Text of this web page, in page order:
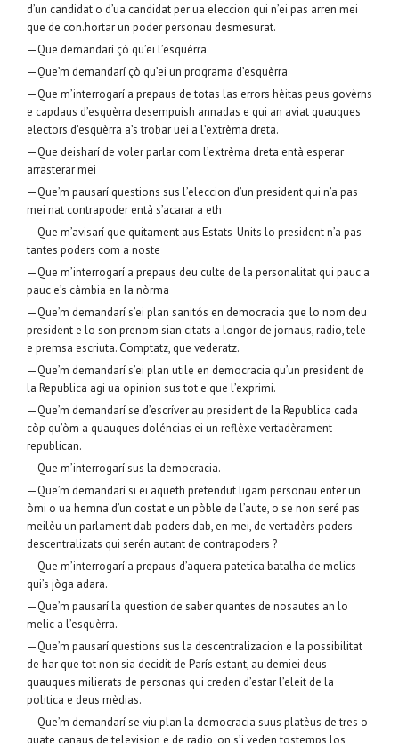
d’un candidat o d’ua candidat per ua eleccion qui n’ei pas arren mei
que de con.hortar un poder personau desmesurat.
—Que demandarí çò qu’ei l’esquèrra
—Que’m demandarí çò qu’ei un programa d’esquèrra
—Que m’interrogarí a prepaus de totas las errors hèitas peus govèrns
e capdaus d’esquèrra desempuish annadas e qui an aviat quauques
electors d’esquèrra a’s trobar uei a l’extrèma dreta.
—Que deisharí de voler parlar com l’extrèma dreta entà esperar
arrasterar mei
—Que’m pausarí questions sus l’eleccion d’un president qui n’a pas
mei nat contrapoder entà s’acarar a eth
—Que m’avisarí que quitament aus Estats-Units lo president n’a pas
tantes poders com a noste
—Que m’interrogarí a prepaus deu culte de la personalitat qui pauc a
pauc e’s càmbia en la nòrma
—Que’m demandarí s’ei plan sanitós en democracia que lo nom deu
president e lo son prenom sian citats a longor de jornaus, radio, tele
e premsa escriuta. Comptatz, que vederatz.
—Que’m demandarí s’ei plan utile en democracia qu’un president de
la Republica agi ua opinion sus tot e que l’exprimi.
—Que’m demandarí se d’escríver au president de la Republica cada
còp qu’òm a quauques doléncias ei un reflèxe vertadèrament
republican.
—Que m’interrogarí sus la democracia.
—Que’m demandarí si ei aqueth pretendut ligam personau enter un
òmi o ua hemna d’un costat e un pòble de l’aute, o se non seré pas
meilèu un parlament dab poders dab, en mei, de vertadèrs poders
descentralizats qui serén autant de contrapoders ?
—Que m’interrogarí a prepaus d’aquera patetica batalha de melics
qui’s jòga adara.
—Que’m pausarí la question de saber quantes de nosautes an lo
melic a l’esquèrra.
—Que’m pausarí questions sus la descentralizacion e la possibilitat
de har que tot non sia decidit de París estant, au demiei deus
quauques milierats de personas qui creden d’estar l’eleit de la
politica e deus mèdias.
—Que’m demandarí se viu plan la democracia suus platèus de tres o
quate canaus de television e de radio, on s’i veden tostemps los